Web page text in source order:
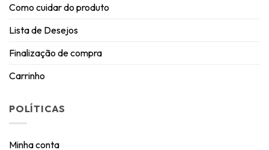
Como cuidar do produto
Lista de Desejos
Finalização de compra
Carrinho
POLÍTICAS
Minha conta